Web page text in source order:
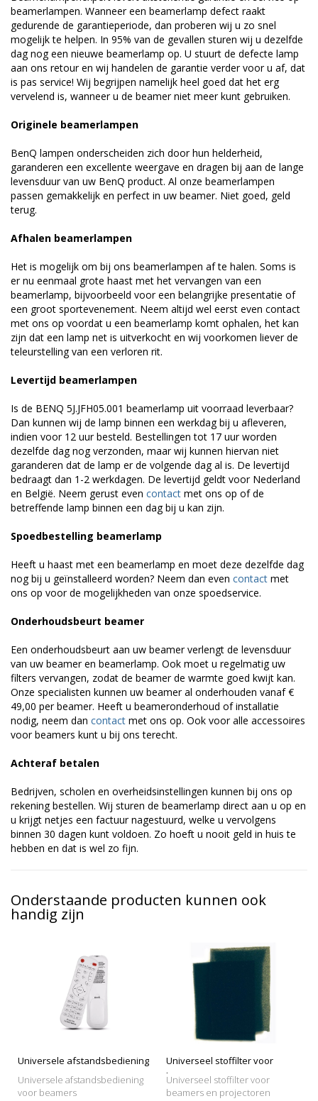
beamerlampen. Wanneer een beamerlamp defect raakt
gedurende de garantieperiode, dan proberen wij u zo snel
mogelijk te helpen. In 95% van de gevallen sturen wij u dezelfde
dag nog een nieuwe beamerlamp op. U stuurt de defecte lamp
aan ons retour en wij handelen de garantie verder voor u af, dat
is pas service! Wij begrijpen namelijk heel goed dat het erg
vervelend is, wanneer u de beamer niet meer kunt gebruiken.
Originele beamerlampen
BenQ lampen onderscheiden zich door hun helderheid,
garanderen een excellente weergave en dragen bij aan de lange
levensduur van uw BenQ product. Al onze beamerlampen
passen gemakkelijk en perfect in uw beamer. Niet goed, geld
terug.
Afhalen beamerlampen
Het is mogelijk om bij ons beamerlampen af te halen. Soms is
er nu eenmaal grote haast met het vervangen van een
beamerlamp, bijvoorbeeld voor een belangrijke presentatie of
een groot sportevenement. Neem altijd wel eerst even contact
met ons op voordat u een beamerlamp komt ophalen, het kan
zijn dat een lamp net is uitverkocht en wij voorkomen liever de
teleurstelling van een verloren rit.
Levertijd beamerlampen
Is de BENQ 5J.JFH05.001 beamerlamp uit voorraad leverbaar?
Dan kunnen wij de lamp binnen een werkdag bij u afleveren,
indien voor 12 uur besteld. Bestellingen tot 17 uur worden
dezelfde dag nog verzonden, maar wij kunnen hiervan niet
garanderen dat de lamp er de volgende dag al is. De levertijd
bedraagt dan 1-2 werkdagen. De levertijd geldt voor Nederland
en België. Neem gerust even contact met ons op of de
betreffende lamp binnen een dag bij u kan zijn.
Spoedbestelling beamerlamp
Heeft u haast met een beamerlamp en moet deze dezelfde dag
nog bij u geïnstalleerd worden? Neem dan even contact met
ons op voor de mogelijkheden van onze spoedservice.
Onderhoudsbeurt beamer
Een onderhoudsbeurt aan uw beamer verlengt de levensduur
van uw beamer en beamerlamp. Ook moet u regelmatig uw
filters vervangen, zodat de beamer de warmte goed kwijt kan.
Onze specialisten kunnen uw beamer al onderhouden vanaf €
49,00 per beamer. Heeft u beameronderhoud of installatie
nodig, neem dan contact met ons op. Ook voor alle accessoires
voor beamers kunt u bij ons terecht.
Achteraf betalen
Bedrijven, scholen en overheidsinstellingen kunnen bij ons op
rekening bestellen. Wij sturen de beamerlamp direct aan u op en
u krijgt netjes een factuur nagestuurd, welke u vervolgens
binnen 30 dagen kunt voldoen. Zo hoeft u nooit geld in huis te
hebben en dat is wel zo fijn.
Onderstaande producten kunnen ook
handig zijn
Universele afstandsbediening
Universele afstandsbediening
voor beamers
Universeel stoffilter voor
beamers
Universeel stoffilter voor
beamers en projectoren